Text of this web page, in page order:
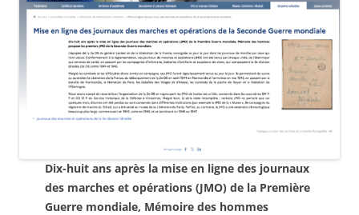
Dix-huit ans après la mise en ligne des journaux
des marches et opérations (JMO) de la Première
Guerre mondiale, Mémoire des hommes